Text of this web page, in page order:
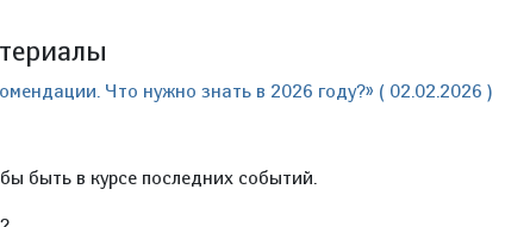
Что нужно знать в 2026 году?» ( 02.02.2026 )
быть в курсе последних событий.